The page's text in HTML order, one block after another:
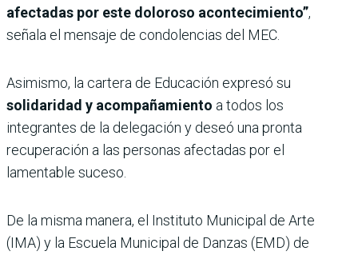
afectadas por este doloroso acontecimiento”,
señala el mensaje de condolencias del MEC.
Asimismo, la cartera de Educación expresó su
solidaridad y acompañamiento a todos los
integrantes de la delegación y deseó una pronta
recuperación a las personas afectadas por el
lamentable suceso.
De la misma manera, el Instituto Municipal de Arte
(IMA) y la Escuela Municipal de Danzas (EMD) de